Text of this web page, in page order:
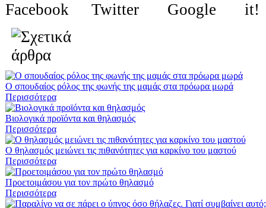
Ο σπουδαίος ρόλος της φωνής της μαμάς στα πρόωρα μωρά
Περισσότερα
Βιολογικά προϊόντα και θηλασμός
Περισσότερα
Ο θηλασμός μειώνει τις πιθανότητες για καρκίνο του μαστού
Περισσότερα
Προετοιμάσου για τον πρώτο θηλασμό
Περισσότερα